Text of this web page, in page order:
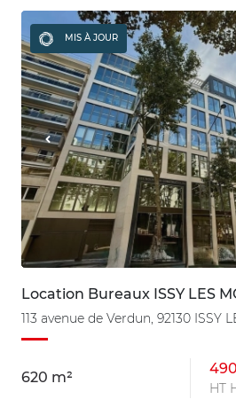
MIS À JOUR
Location Bureaux ISSY LES
113 avenue de Verdun, 92130 ISSY
620 m²
HT